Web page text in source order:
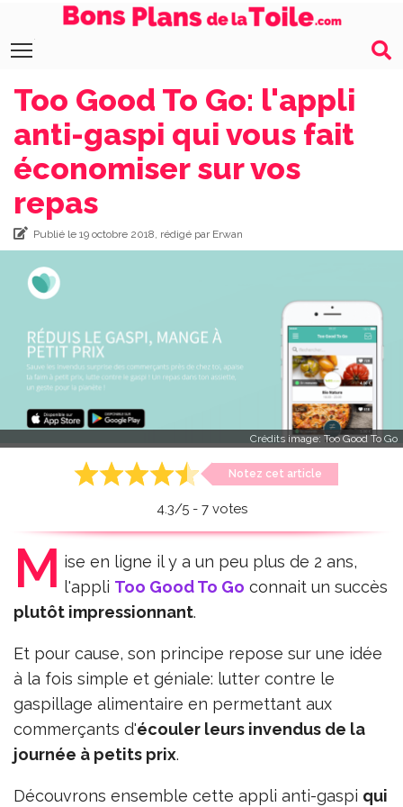
Too Good To Go: l'appli
anti-gaspi qui vous fait
économiser sur vos
repas
Publié le 19 octobre 2018, rédigé par Erwan
Crédits image:Too Good To Go
Notez cet article
4.3/5- 7votes
M ise en ligne il y a un peu plus de 2 ans,
l'appli Too Good To Go connait un succès
plutôt impressionnant.
Et pour cause, son principe repose sur une idée
à la fois simple et géniale: lutter contre le
gaspillage alimentaire en permettant aux
commerçants d'écouler leurs invendus de la
journée à petits prix.
Découvrons ensemble cette appli anti-gaspi qui